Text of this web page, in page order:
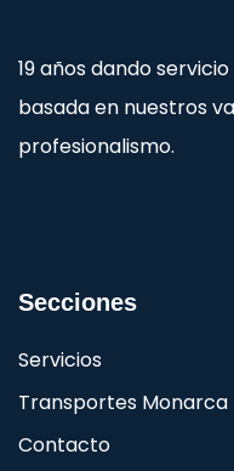
19 años dando
basada en nuestros
profesionalismo.
Secciones
Servicios
Transportes Monarca
Contacto